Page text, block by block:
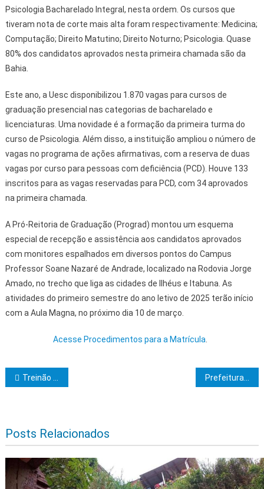
Psicologia Bacharelado Integral, nesta ordem. Os cursos que
tiveram nota de corte mais alta foram respectivamente: Medicina;
Computação; Direito Matutino; Direito Noturno; Psicologia. Quase
80% dos candidatos aprovados nesta primeira chamada são da
Bahia.
Este ano, a Uesc disponibilizou 1.870 vagas para cursos de
graduação presencial nas categorias de bacharelado e
licenciaturas. Uma novidade é a formação da primeira turma do
curso de Psicologia. Além disso, a instituição ampliou o número de
vagas no programa de ações afirmativas, com a reserva de duas
vagas por curso para pessoas com deficiência (PCD). Houve 133
inscritos para as vagas reservadas para PCD, com 34 aprovados
na primeira chamada.
A Pró-Reitoria de Graduação (Prograd) montou um esquema
especial de recepção e assistência aos candidatos aprovados
com monitores espalhados em diversos pontos do Campus
Professor Soane Nazaré de Andrade, localizado na Rodovia Jorge
Amado, no trecho que liga as cidades de Ilhéus e Itabuna. As
atividades do primeiro semestre do ano letivo de 2025 terão início
com a Aula Magna, no próximo dia 10 de março.
Acesse Procedimentos para a Matrícula
Navegação de Post
Treinão Nova Farma promovido pela Equipe Corre Santa Cruz supera todas as expectativas
Posts Relacionados